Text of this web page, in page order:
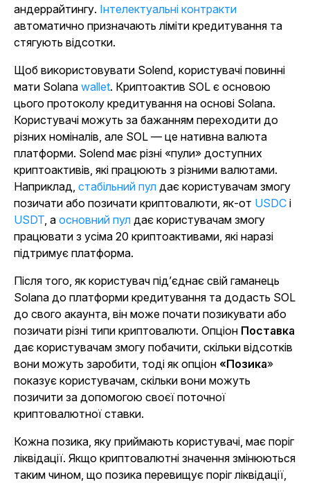
андеррайтингу. Інтелектуальні контракти
автоматично призначають ліміти кредитування та
стягують відсотки.
Щоб використовувати Solend, користувачі повинні
мати Solana wallet. Криптоактив SOL є основою
цього протоколу кредитування на основі Solana.
Користувачі можуть за бажанням переходити до
різних номіналів, але SOL — це нативна валюта
платформи. Solend має різні «пули» доступних
криптоактивів, які працюють з різними валютами.
Наприклад, стабільний пул дає користувачам змогу
позичати або позичати криптовалюти, як-от USDC і
USDT, а основний пул дає користувачам змогу
працювати з усіма 20 криптоактивами, які наразі
підтримує платформа.
Після того, як користувач під’єднає свій гаманець
Solana до платформи кредитування та додасть SOL
до свого акаунта, він може почати позикувати або
позичати різні типи криптовалюти. Опціон Поставка
дає користувачам змогу побачити, скільки відсотків
вони можуть заробити, тоді як опціон «Позика»
показує користувачам, скільки вони можуть
позичити за допомогою своєї поточної
криптовалютної ставки.
Кожна позика, яку приймають користувачі, має поріг
ліквідації. Якщо криптовалютні значення змінюються
таким чином, що позика перевищує поріг ліквідації,